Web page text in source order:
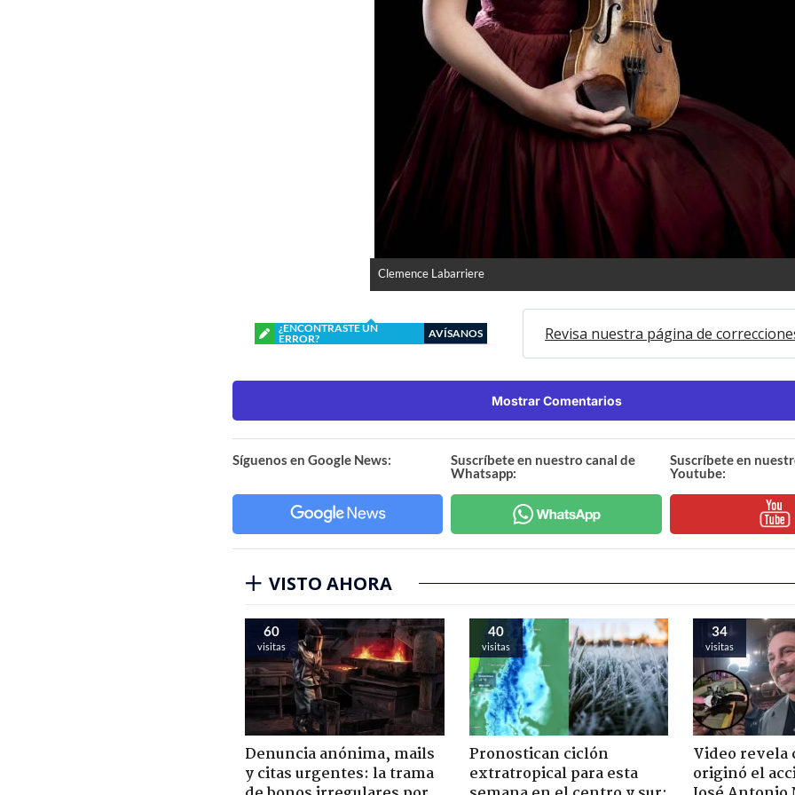
Clemence Labarriere
¿ENCONTRASTE UN
ERROR?
AVÍSANOS Revisa nuestra página de
Mostrar Comentarios
Síguenos en Google News:
Suscríbete en nuestro canal de
Whatsapp:
Suscríbete en
Youtube:
VISTO AHORA
60
visitas
Denuncia anónima, mails
y citas urgentes: la trama
40
visitas
Pronostican ciclón
extratropical para esta
34
visitas
Video revela
originó el